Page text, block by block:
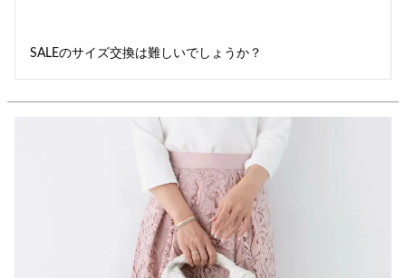
SALEのサイズ交換は難しいでしょうか？